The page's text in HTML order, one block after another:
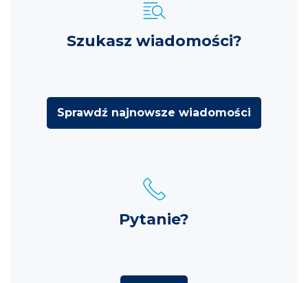
Szukasz wiadomości?
Sprawdź najnowsze wiadomości
Pytanie?